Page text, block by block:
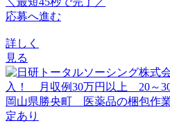
応募へ進む
詳しく
見る